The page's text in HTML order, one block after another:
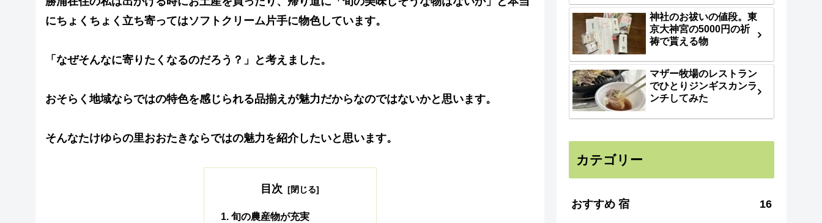
にちょくちょく立ち寄ってはソフトクリーム片手に物色しています。
「なぜそんなに寄りたくなるのだろう？」と考えました。
おそらく地域ならではの特色を感じられる品揃えが魅力だからなのではないかと思います。
そんなたけゆらの里おおたきならではの魅力を紹介したいと思います。
目次
旬の農産物が充実
神社のお祓いの値段。東
京大神宮の5000円の祈
祷で貰える物
マザー牧場のレストラン
でひとりジンギスカンラ
ンチしてみた
カテゴリー
おすすめ 宿 16